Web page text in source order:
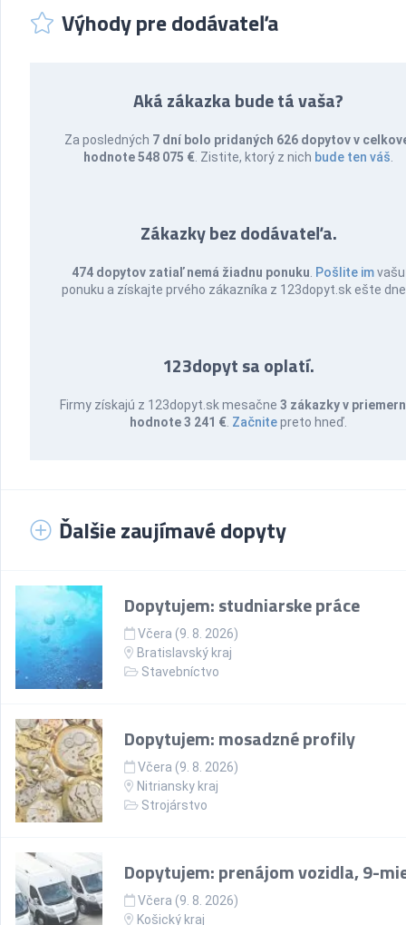
Výhody pre dodávateľa
Aká zákazka bude tá vaša?
Za posledných 7 dní bolo pridaných 626 dopytov v
hodnote 548 075 € . Zistite, ktorý z nich bude ten váš
Zákazky bez dodávateľa.
474 dopytov zatiaľ nemá žiadnu ponuku Pošlite imvašu
ponuku a získajte prvého zákazníka z 123dopyt.sk ešte
123dopyt sa oplatí.
Firmy získajú z 123dopyt.sk mesačne3 zákazky v
hodnote 3 241 € Začnitepreto hneď.
Ďalšie zaujímavé dopyty
Dopytujem: studniarske práce
Včera (9. 8. 2026)
Bratislavský kraj
Stavebníctvo
Dopytujem: mosadzné profily
Včera (9. 8. 2026)
Nitriansky kraj
Strojárstvo
Dopytujem: prenájom vozidla, 9-
Včera (9. 8. 2026)
Košický kraj